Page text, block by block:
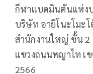
กีฬาแบดมินตันแห่ง
บริษัท อายิโนะโมะ
สำนักงานใหญ่ ชั้น 2
แขวงถนนพญาไท เ
2566